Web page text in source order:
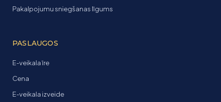
Pakalpojumu sniegšanas līgums
PASLAUGOS
E-veikala īre
Cena
E-veikala izveide